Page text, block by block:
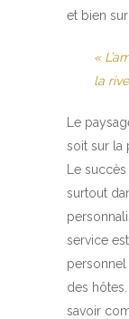
et bien sur
«
la
Le
soit sur la
Le
surtout
service
des
savoir